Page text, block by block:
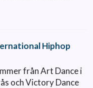
Hiphop
från Art Dance i
och Victory Dance